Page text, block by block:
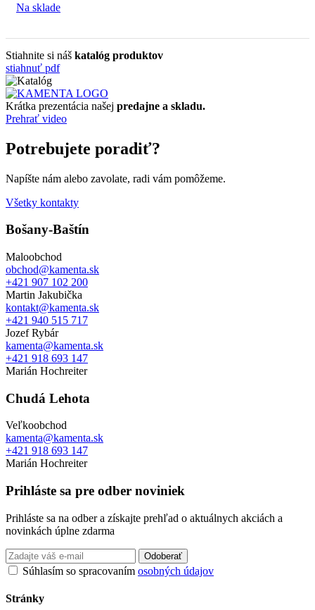
Na sklade
Stiahnite si náš katalóg produktov
stiahnuť pdf
Krátka prezentácia našej predajne a skladu.
Prehrať video
Potrebujete poradiť?
Napíšte nám alebo zavolate, radi vám pomôžeme.
Všetky kontakty
Bošany-Baštín
Maloobchod
obchod@kamenta.sk
+421 907 102 200
Martin Jakubička
kontakt@kamenta.sk
+421 940 515 717
Jozef Rybár
kamenta@kamenta.sk
+421 918 693 147
Marián Hochreiter
Chudá Lehota
Veľkoobchod
kamenta@kamenta.sk
+421 918 693 147
Marián Hochreiter
Prihláste sa pre odber noviniek
Prihláste sa na odber a získajte prehľad o aktuálnych akciách a
novinkách úplne zdarma
Odoberať
Súhlasím so spracovaním osobných údajov
Stránky